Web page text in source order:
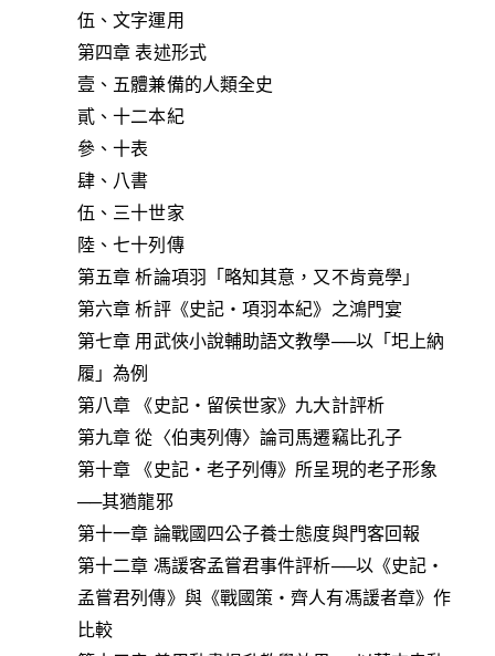
伍、文字運用
第四章 表述形式
壹、五體兼備的人類全史
貳、十二本紀
參、十表
肆、八書
伍、三十世家
陸、七十列傳
第五章 析論項羽「略知其意，又不肯竟學」
第六章 析評《史記‧項羽本紀》之鴻門宴
第七章 用武俠小說輔助語文教學──以「圯上納
履」為例
第八章 《史記‧留侯世家》九大計評析
第九章 從〈伯夷列傳〉論司馬遷竊比孔子
第十章 《史記‧老子列傳》所呈現的老子形象
──其猶龍邪
第十一章 論戰國四公子養士態度與門客回報
第十二章 馮諼客孟嘗君事件評析──以《史記‧
孟嘗君列傳》與《戰國策‧齊人有馮諼者章》作
比較